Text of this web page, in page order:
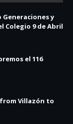
Generaciones y
Colegio 9 de Abril
el 116
Villazón to